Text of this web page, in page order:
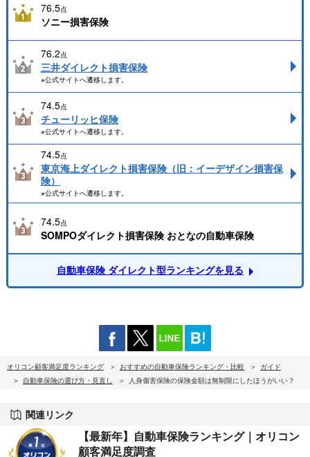
76.5点
ソニー損害保険
76.2点
三井ダイレクト損害保険
※公式サイトへ遷移します。
74.5点
チューリッヒ保険
※公式サイトへ遷移します。
74.5点
東京海上ダイレクト損害保険（旧：イーデザイン損害保
険）
※公式サイトへ遷移します。
74.5点
SOMPOダイレクト損害保険 おとなの自動車保険
自動車保険 ダイレクト型ランキングを見る
オリコン顧客満足度ランキング おすすめの自動車保険ランキング・比較
ガイド
自動車保険の選び方・見直し
人身傷害保険の保険金額は無制限にしたほうがいい？
関連リンク
【最新年】自動車保険ランキング｜オリコン
顧客満足度調査